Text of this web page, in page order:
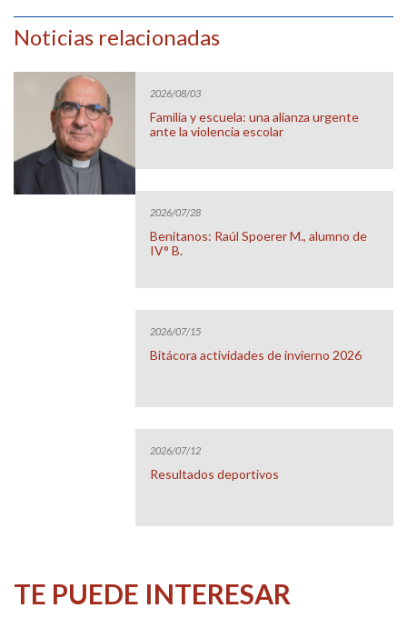
Noticias relacionadas
2026/08/03
Familia y escuela: una alianza urgente
ante la violencia escolar
2026/07/28
Benitanos: Raúl Spoerer M., alumno de
IV° B.
2026/07/15
Bitácora actividades de invierno 2026
2026/07/12
Resultados deportivos
TE PUEDE INTERESAR